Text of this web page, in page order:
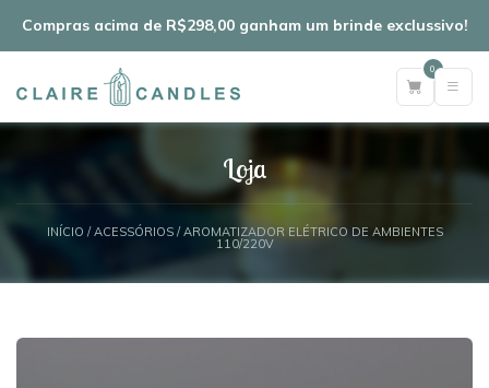
Compras acima de R$298,00 ganham um brinde exclussivo!
0
Loja
INÍCIO /ACESSÓRIOS/ AROMATIZADOR ELÉTRICO DE AMBIENTES
110/220V